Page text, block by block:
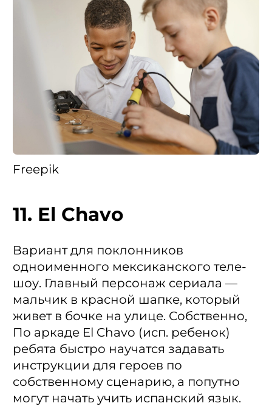
Freepik
11. El Сhavo
Вариант для поклонников
одноименного мексиканского теле-
шоу. Главный персонаж сериала —
мальчик в красной шапке, который
живет в бочке на улице. Собственно,
По аркаде El Chavo (исп. ребенок)
ребята быстро научатся задавать
инструкции для героев по
собственному сценарию, а попутно
могут начать учить испанский язык.